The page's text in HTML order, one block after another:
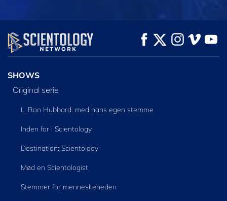
SHOWS
Original serie
L. Ron Hubbard: med hans egen stemme
Inden for i Scientology
Destination: Scientology
Mød en Scientologist
Stemmer for menneskeheden